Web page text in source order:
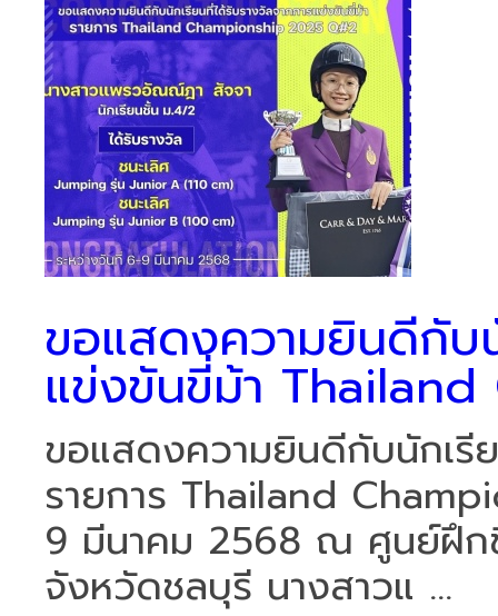
ขอแสดงความยินดีกับ
แข่งขันขี่ม้า
ขอแสดงความยินดีกับนักเรี
รายการ Thailand
9 มีนาคม 2568 ณ ศูนย์ฝึก
จังหวัดชลบุรี นางสาวแ ...